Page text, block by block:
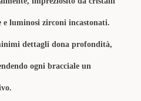
e luminosi zirconi incastonati.
dettagli dona profondità,
ogni bracciale un